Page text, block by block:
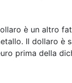
è un altro
Il dollaro è
prima della